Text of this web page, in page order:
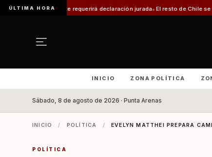
ÚLTIMA HORA
requerirá declaración jurada El resto de Chile se alineará con
INICIO ZONA POLÍTICA
Sábado, 8 de agosto de 2026 · Punta Arenas
INICIO / POLÍTICA / EVELYN MATTHEI PREPARA
POLÍTICA